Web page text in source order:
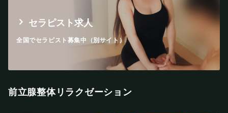
セラピスト求人
全国でセラピスト募集中（別サイト）
前立腺整体リラクゼーション